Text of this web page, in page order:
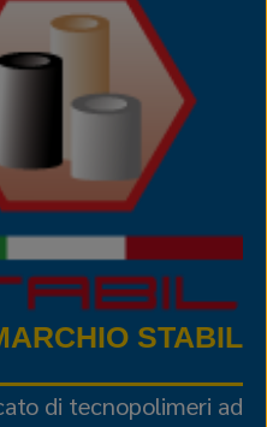
STABIL
di tecnopolimeri ad